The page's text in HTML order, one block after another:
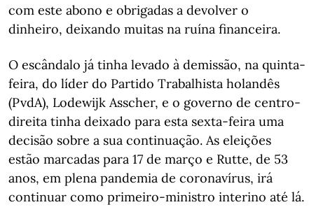
com este abono e obrigadas a devolver o
dinheiro, deixando muitas na ruína financeira.
O escândalo já tinha levado à demissão, na quinta-
feira, do líder do Partido Trabalhista holandês
(PvdA), Lodewijk Asscher, e o governo de centro-
direita tinha deixado para esta sexta-feira uma
decisão sobre a sua continuação. As eleições
estão marcadas para 17 de março e Rutte, de 53
anos, em plena pandemia de coronavírus, irá
continuar como primeiro-ministro interino até lá.